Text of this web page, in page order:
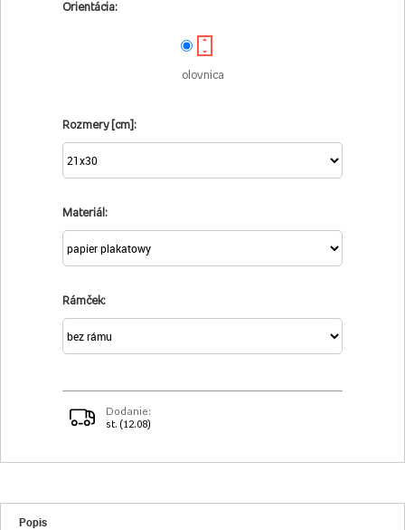
Orientácia:
olovnica
Rozmery [cm]:
Materiál:
Rámček:
Dodanie:
st. (12.08)
Popis